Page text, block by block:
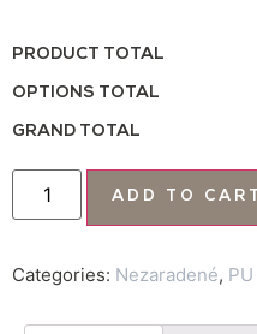
PRODUCT TOTAL
OPTIONS TOTAL
GRAND TOTAL
ADD TO CART
Categories: Nezaradené,